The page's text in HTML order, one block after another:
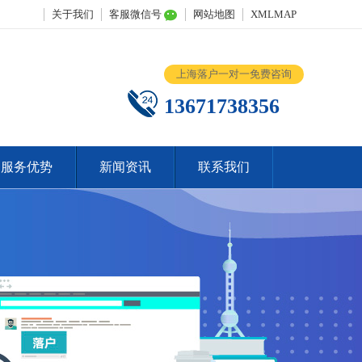
关于我们 客服微信号 网站地图 XMLMAP
上海落户一对一免费咨询
13671738356
服务优势 新闻资讯 联系我们